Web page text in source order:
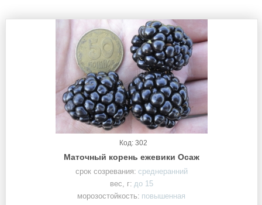
Код: 302
Маточный корень ежевики Осаж
срок созревания: среднеранний
вес, г: до 15
морозостойкость: повышенная